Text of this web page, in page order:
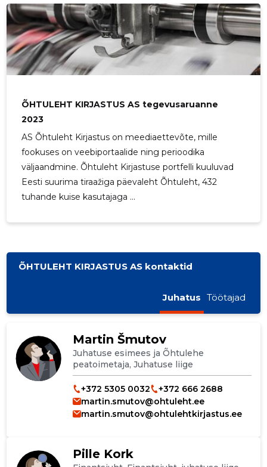
ÕHTULEHT KIRJASTUS AS tegevusaruanne
2023
AS Õhtuleht Kirjastus on meediaettevõte, mille
fookuses on veebiportaalide ning perioodika
väljaandmine. Õhtuleht Kirjastuse portfelli kuuluvad
Eesti suurima tiraažiga päevaleht Õhtuleht, 432
tuhande kuise kasutajaga ...
ÕHTULEHT KIRJASTUS AS kontaktid
Juhatus Töötajad
Martin Šmutov
Juhatuse esimees ja Õhtulehe
peatoimetaja, Juhatuse liige
+372 5305 0032
+372 666 2688
martin.smutov@ohtuleht.ee
martin.smutov@ohtulehtkirjastus.ee
Pille Kork